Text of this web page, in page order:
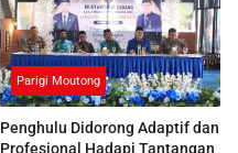
Parigi Moutong
Penghulu Didorong Adaptif dan
Profesional Hadapi Tantangan